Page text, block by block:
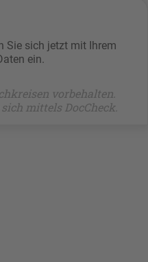
Sie sich jetzt mit Ihrem
ein.
vorbehalten.
mittels DocCheck.